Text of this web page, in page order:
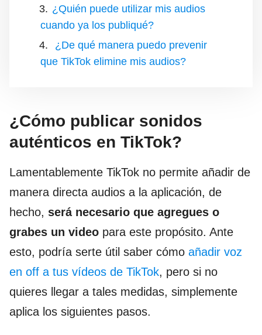
¿Quién puede utilizar mis audios
cuando ya los publiqué?
¿De qué manera puedo prevenir
que TikTok elimine mis audios?
¿Cómo publicar sonidos
auténticos en TikTok?
Lamentablemente TikTok no permite añadir de
manera directa audios a la aplicación, de
hecho, será necesario que agregues o
grabes un video para este propósito. Ante
esto, podría serte útil saber cómo añadir voz
en off a tus vídeos de TikTok, pero si no
quieres llegar a tales medidas, simplemente
aplica los siguientes pasos.